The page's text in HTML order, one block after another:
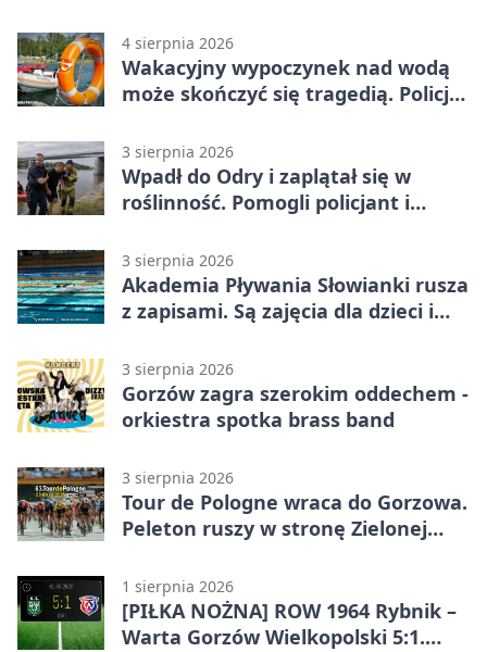
4 sierpnia 2026
Wakacyjny wypoczynek nad wodą
może skończyć się tragedią. Policja
3 sierpnia 2026
Wpadł do Odry i zaplątał się w
roślinność. Pomogli policjant i
3 sierpnia 2026
Akademia Pływania Słowianki rusza
z zapisami. Są zajęcia dla dzieci i
3 sierpnia 2026
Gorzów zagra szerokim oddechem -
orkiestra spotka brass band
3 sierpnia 2026
Tour de Pologne wraca do Gorzowa.
Peleton ruszy w stronę Zielonej
1 sierpnia 2026
[PIŁKA NOŻNA] ROW 1964 Rybnik –
Warta Gorzów Wielkopolski 5:1.